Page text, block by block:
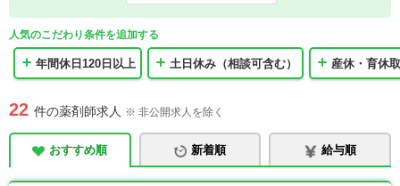
人気のこだわり条件を追加する
年間休日120日以上 土日休み（相談可含む） 産休・育休
22 件の薬剤師求人 ※ 非公開求人を除く
おすすめ順 新着順 給与順